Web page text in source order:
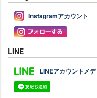
Instagramアカウント
LINE
LINEアカウントメ